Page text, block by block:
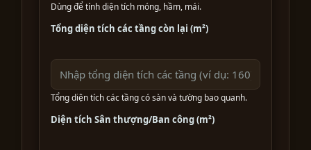
Dùng để tính diện tích móng, hầm, mái.
Tổng diện tích các tầng còn lại (m²)
Tổng diện tích các tầng có sàn và tường bao quanh.
Diện tích Sân thượng/Ban công (m²)